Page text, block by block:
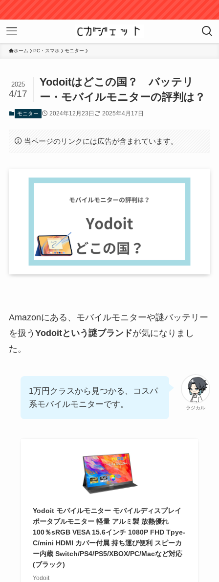
ホーム PC・スマホ モニター
Yodoitはどこの国？ バッテリ
ー・モバイルモニターの評判は？
2025
4/17
モニター 2024年12月23日 2025年4月17日
当ページのリンクには広告が含まれています。
Amazonにある、モバイルモニターや謎バッテリー
を扱う Yodoitという謎ブランドが気になりまし
た。
ラジカル
1万円クラスから見つかる、コスパ
系モバイルモニターです。
Yodoit モバイルモニター モバイルディスプレイ
ポータブルモニター 軽量 アルミ製 放熱優れ
100％sRGB VESA 15.6インチ 1080P FHD Tpye-
C/mini HDMI カバー付属 持ち運び便利 スピーカ
ー内蔵 Switch/PS4/PS5/XBOX/PC/Macなど対応
(ブラック)
Yodoit